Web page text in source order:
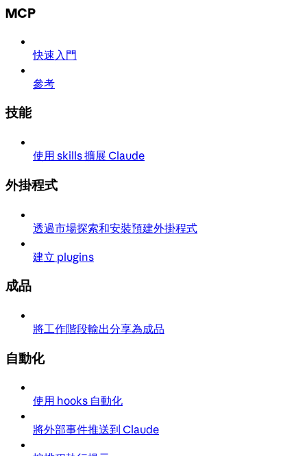
MCP
快速入門
參考
技能
使用 skills 擴展 Claude
外掛程式
透過市場探索和安裝預建外掛程式
建立 plugins
成品
將工作階段輸出分享為成品
自動化
使用 hooks 自動化
將外部事件推送到 Claude